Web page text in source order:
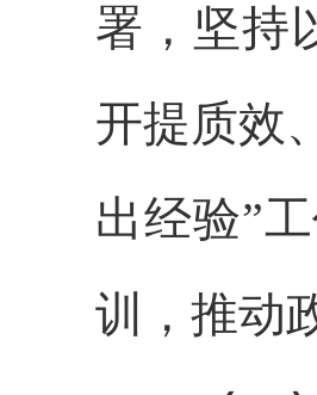
署，坚持
开提质效
出经验”
训，推动